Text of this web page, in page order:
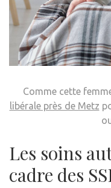
Comme cette
libérale près de Metz
Les soins
cadre des